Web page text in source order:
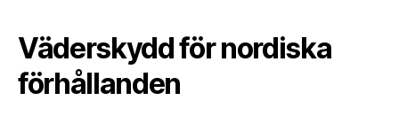
Väderskydd för nordiska
förhållanden